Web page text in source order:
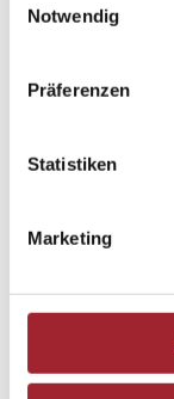
Notwendig
Präferenzen
Statistiken
Marketing